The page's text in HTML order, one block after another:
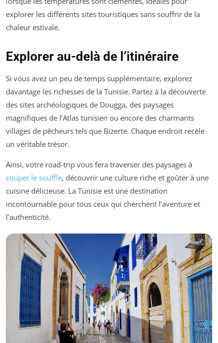
explorer les différents sites touristiques sans souffrir de la
chaleur estivale.
Explorer au-delà de l’itinéraire
Si vous avez un peu de temps supplémentaire, explorez
davantage les richesses de la Tunisie. Partez à la découverte
des sites archéologiques de Dougga, des paysages
magnifiques de l’Atlas tunisien ou encore des charmants
villages de pêcheurs tels que Bizerte. Chaque endroit recèle
un véritable trésor.
Ainsi, votre road-trip vous fera traverser des paysages à
couper le souffle, découvrir une culture riche et goûter à une
cuisine délicieuse. La Tunisie est une destination
incontournable pour tous ceux qui cherchent l’aventure et
l’authenticité.